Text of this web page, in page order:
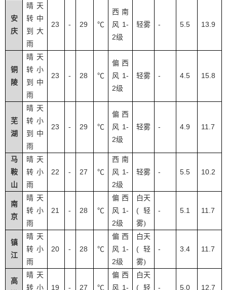
安
庆
晴天
转中
到大
雨
23 - 29 ℃
西南
风 1-
2级
轻雾 - 5.5 13.9
铜
陵
晴天
转小
到中
雨
23 - 28 ℃
偏西
风 1-
2级
轻雾 - 4.5 15.8
芜
湖
晴天
转小
到中
雨
23 - 29 ℃
偏西
风 1-
2级
轻雾 - 4.9 11.7
马
鞍
山
晴天
转小
雨
22 - 27 ℃
西南
风 1-
2级
轻雾 - 5.5 10.2
南
京
晴天
转小
雨
21 - 28 ℃
偏西
风 1-
2级
白天
( 轻
雾)
- 5.1 11.7
镇
江
晴天
转小
雨
20 - 28 ℃
偏西
风 1-
2级
白天
( 轻
雾)
- 3.4 11.7
高
晴天
转小
19 - 27 ℃
偏西
风 1-
白天
( 轻
- 5.0 12.7